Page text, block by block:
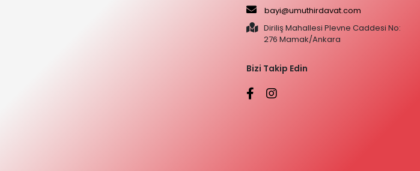
bayi@umuthirdavat.com
Diriliş Mahallesi Plevne Caddesi No:
276 Mamak/Ankara
Bizi Takip Edin